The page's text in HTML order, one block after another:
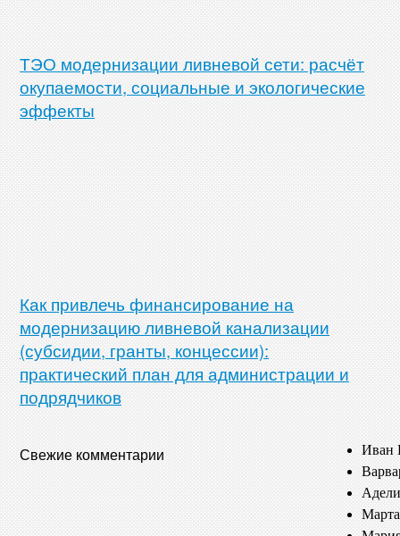
ТЭО модернизации ливневой сети: расчёт
окупаемости, социальные и экологические
эффекты
Как привлечь финансирование на
модернизацию ливневой канализации
(субсидии, гранты, концессии):
практический план для администрации и
подрядчиков
Свежие комментарии
Иван
Марта